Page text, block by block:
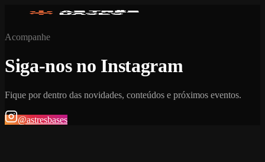
Acompanhe
Siga-nos no Instagram
Fique por dentro das novidades, conteúdos e próximos eventos.
@astresbases